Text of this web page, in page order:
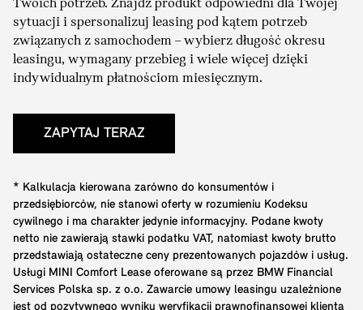
Twoich potrzeb. Znajdź produkt odpowiedni dla Twojej
sytuacji i spersonalizuj leasing pod kątem potrzeb
związanych z samochodem – wybierz długość okresu
leasingu, wymagany przebieg i wiele więcej dzięki
indywidualnym płatnościom miesięcznym.
ZAPYTAJ TERAZ
* Kalkulacja kierowana zarówno do konsumentów i
przedsiębiorców, nie stanowi oferty w rozumieniu Kodeksu
cywilnego i ma charakter jedynie informacyjny. Podane kwoty
netto nie zawierają stawki podatku VAT, natomiast kwoty brutto
przedstawiają ostateczne ceny prezentowanych pojazdów i usług.
Usługi MINI Comfort Lease oferowane są przez BMW Financial
Services Polska sp. z o.o. Zawarcie umowy leasingu uzależnione
jest od pozytywnego wyniku weryfikacji prawnofinansowej klienta